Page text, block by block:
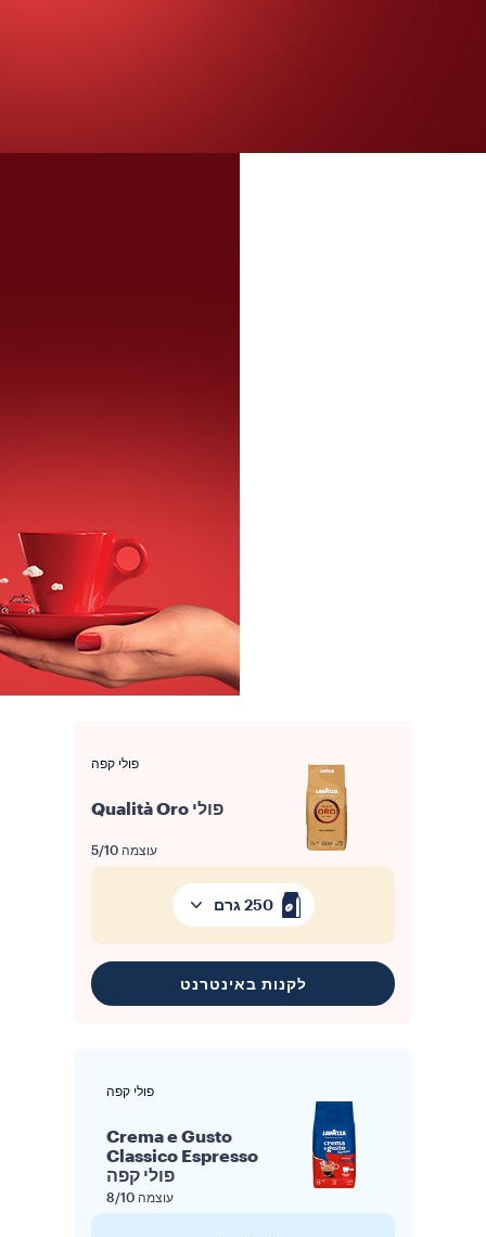
פולי קפה
פולי Qualità Oro
עוצמה 5/10
250 גרם
לקנות באינטרנט
פולי קפה
Crema e Gusto
Classico Espresso
פולי קפה
עוצמה 8/10